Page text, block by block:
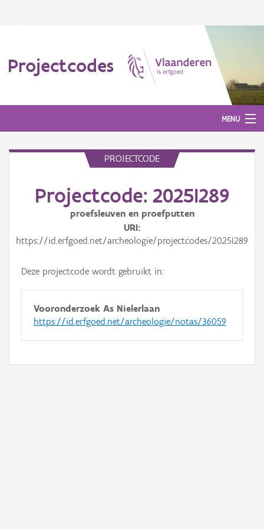
Projectcodes
MENU
PROJECTCODE
Projectcode: 2025I289
proefsleuven en proefputten
URI
https://id.erfgoed.net/archeologie/projectcodes/2025I289
Deze projectcode wordt gebruikt in:
Vooronderzoek As Nielerlaan
https://id.erfgoed.net/archeologie/notas/36059